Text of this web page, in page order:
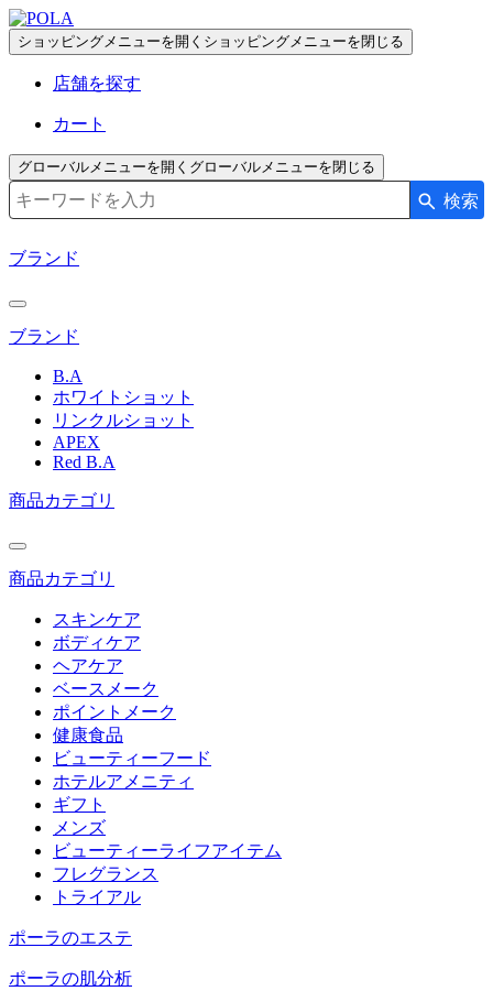
ペ
ー
で
す
コ
テ
エ
ア
へ
ショッピングメニューを開く ショッピングメニューを閉じる
店舗を探す
カート
グローバルメニューを開く グローバルメニューを閉じる
検索キーワード入力 検索
ブランド
ブランド
B.A
ホワイトショット
リンクルショット
APEX
Red B.A
商品カテゴリ
商品カテゴリ
スキンケア
ボディケア
ヘアケア
ベースメーク
ポイントメーク
健康食品
ビューティーフード
ホテルアメニティ
ギフト
メンズ
ビューティーライフアイテム
フレグランス
トライアル
ポーラのエステ
ポーラの肌分析